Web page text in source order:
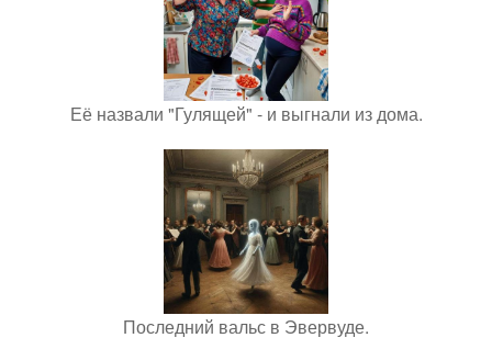
Её назвали "Гулящей" - и выгнали из дома.
Последний вальс в Эвервуде.